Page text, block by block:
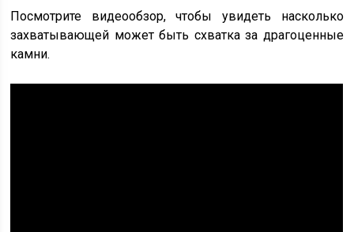
Посмотрите видеообзор, чтобы увидеть насколько
захватывающей может быть схватка за драгоценные
камни.